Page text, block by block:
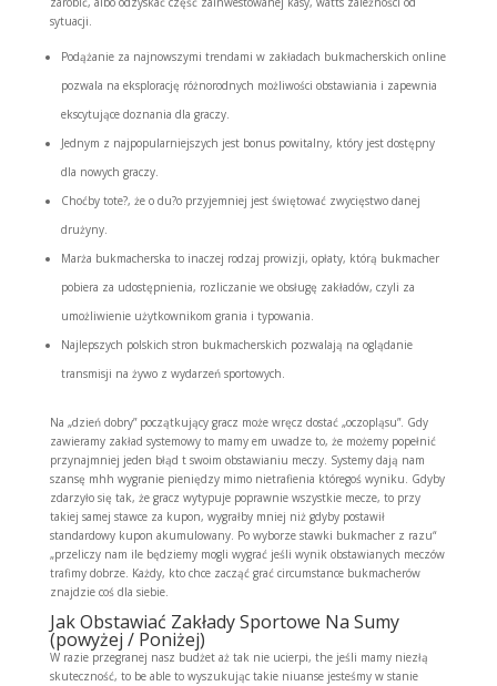
sytuacji.
Podążanie za najnowszymi trendami w zakładach bukmacherskich online
pozwala na eksplorację różnorodnych możliwości obstawiania i zapewnia
ekscytujące doznania dla graczy.
Jednym z najpopularniejszych jest bonus powitalny, który jest dostępny
dla nowych graczy.
Choćby tote?, że o du?o przyjemniej jest świętować zwycięstwo danej
drużyny.
Marża bukmacherska to inaczej rodzaj prowizji, opłaty, którą bukmacher
pobiera za udostępnienia, rozliczanie we obsługę zakładów, czyli za
umożliwienie użytkownikom grania i typowania.
Najlepszych polskich stron bukmacherskich pozwalają na oglądanie
transmisji na żywo z wydarzeń sportowych.
Na „dzień dobry” początkujący gracz może wręcz dostać „oczopląsu”. Gdy
zawieramy zakład systemowy to mamy em uwadze to, że możemy popełnić
przynajmniej jeden błąd t swoim obstawianiu meczy. Systemy dają nam
szansę mhh wygranie pieniędzy mimo nietrafienia któregoś wyniku. Gdyby
zdarzyło się tak, że gracz wytypuje poprawnie wszystkie mecze, to przy
takiej samej stawce za kupon, wygrałby mniej niż gdyby postawił
standardowy kupon akumulowany. Po wyborze stawki bukmacher z razu“
„przeliczy nam ile będziemy mogli wygrać jeśli wynik obstawianych meczów
trafimy dobrze. Każdy, kto chce zacząć grać circumstance bukmacherów
znajdzie coś dla siebie.
Jak Obstawiać Zakłady Sportowe Na Sumy
(powyżej / Poniżej)
W razie przegranej nasz budżet aż tak nie ucierpi, the jeśli mamy niezłą
skuteczność, to be able to wyszukując takie niuanse jesteśmy w stanie